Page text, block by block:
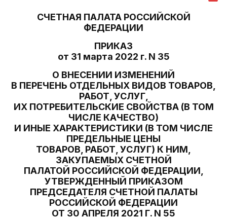
СЧЕТНАЯ ПАЛАТА РОССИЙСКОЙ
ФЕДЕРАЦИИ
ПРИКАЗ
от 31 марта 2022 г. N 35
О ВНЕСЕНИИ ИЗМЕНЕНИЙ
В ПЕРЕЧЕНЬ ОТДЕЛЬНЫХ ВИДОВ ТОВАРОВ,
РАБОТ, УСЛУГ,
ИХ ПОТРЕБИТЕЛЬСКИЕ СВОЙСТВА (В ТОМ
ЧИСЛЕ КАЧЕСТВО)
И ИНЫЕ ХАРАКТЕРИСТИКИ (В ТОМ ЧИСЛЕ
ПРЕДЕЛЬНЫЕ ЦЕНЫ
ТОВАРОВ, РАБОТ, УСЛУГ) К НИМ,
ЗАКУПАЕМЫХ СЧЕТНОЙ
ПАЛАТОЙ РОССИЙСКОЙ ФЕДЕРАЦИИ,
УТВЕРЖДЕННЫЙ ПРИКАЗОМ
ПРЕДСЕДАТЕЛЯ СЧЕТНОЙ ПАЛАТЫ
РОССИЙСКОЙ ФЕДЕРАЦИИ
ОТ 30 АПРЕЛЯ 2021 Г. N 55